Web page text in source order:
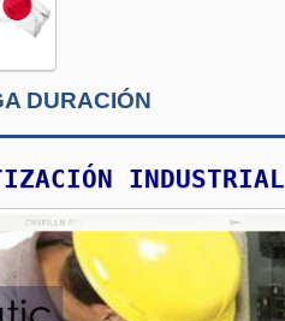
DURACIÓN
INDUSTRIAL